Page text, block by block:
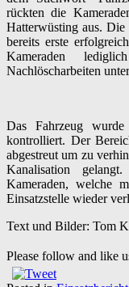
rückten die
Hatterwüsting aus.
bereits erste
Kameraden
Nachlöscharbeiten
Das Fahrzeug
kontrolliert. Der
abgestreut um zu
Kanalisation
Kameraden, welche
Einsatzstelle wieder
Text und Bilder: Tom
Please follow and like